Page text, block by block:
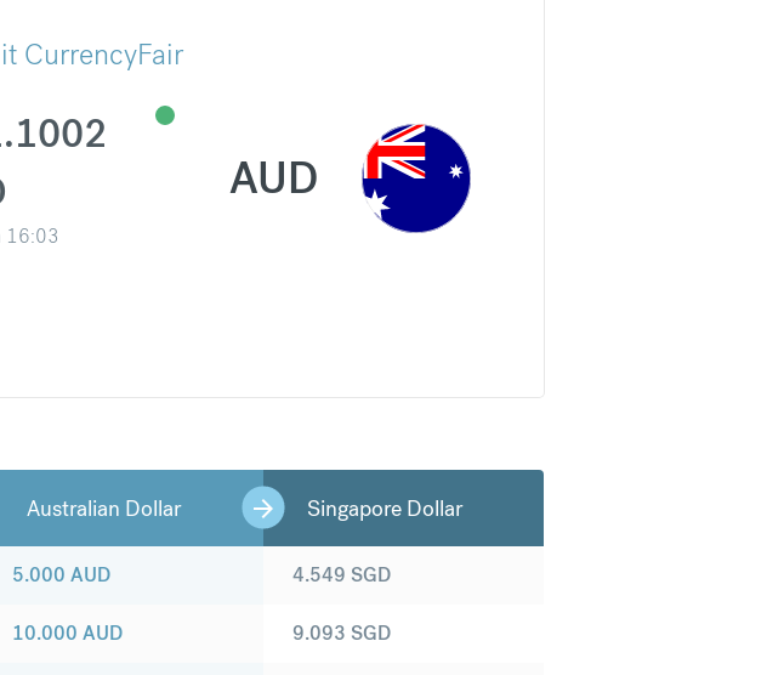
CurrencyFair
16:03
AUD
Australian Dollar Singapore Dollar
5.000 AUD
10.000 AUD
4.549 SGD
9.093 SGD